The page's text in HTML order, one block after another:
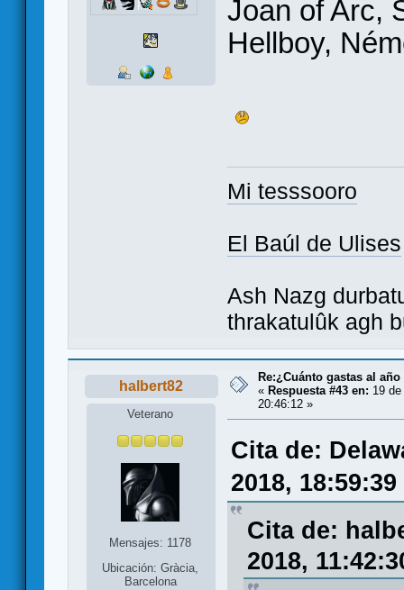
Joan of Arc,
Hellboy,
Mi tesssooro
El Baúl de Ulises
Ash Nazg
thrakatulûk agh
halbert82
Veterano
Mensajes: 1178
Ubicación: Gràcia,
Barcelona
Re:¿Cuánto gastas al
« Respuesta #43 en: 19
20:46:12 »
Cita de:
2018, 18:59:39
Cita de:
2018,